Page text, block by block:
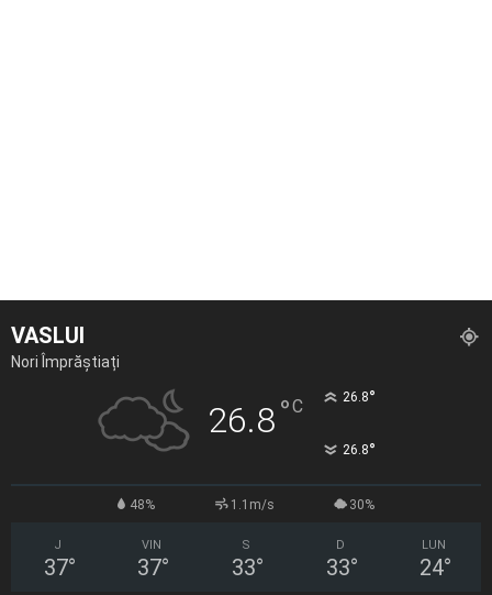
VASLUI
Nori Împrăștiați
26.8°C 26.8°
26.8°
48% 1.1m/s 30%
J
37°
VIN
37°
S
33°
D
33°
LUN
24°